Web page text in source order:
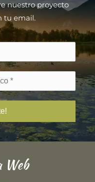
nuestro proyecto
tu email.
Web